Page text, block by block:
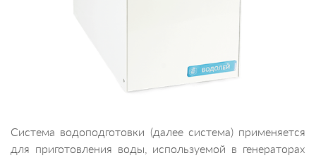
Система водоподготовки (далее система) применяется
для приготовления воды, используемой в генераторах